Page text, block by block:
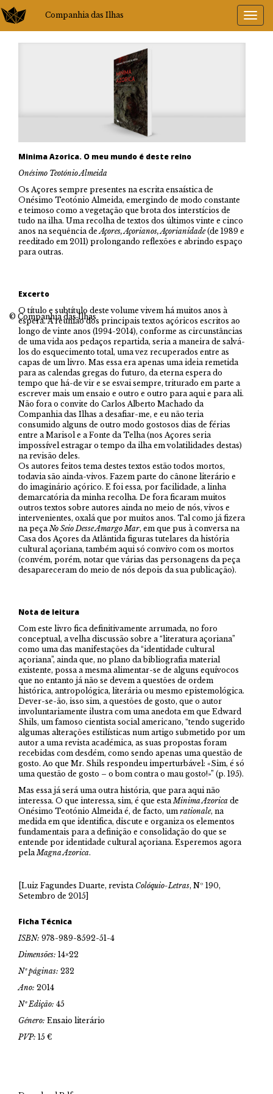
Companhia das Ilhas
Minima Azorica. O meu mundo é deste reino
Onésimo Teotónio Almeida
Os Açores sempre presentes na escrita ensaística de
Onésimo Teotónio Almeida, emergindo de modo constante
e teimoso como a vegetação que brota dos interstícios de
tudo na ilha. Uma recolha de textos dos últimos vinte e cinco
anos na sequência deAçores, Açorianos, Açorianidade(de 1989 e
reeditado em 2011) prolongando reflexões e abrindo espaço
para outras.
Excerto
O título e subtítulo deste volume vivem há muitos anos à
espera. A reunião dos principais textos açóricos escritos ao
longo de vinte anos (1994-2014), conforme as circunstâncias
de uma vida aos pedaços repartida, seria a maneira de salvá-
los do esquecimento total, uma vez recuperados entre as
capas de um livro. Mas essa era apenas uma ideia remetida
para as calendas gregas do futuro, da eterna espera do
tempo que há-de vir e se esvai sempre, triturado em parte a
escrever mais um ensaio e outro e outro para aqui e para ali.
Não fora o convite do Carlos Alberto Machado da
Companhia das Ilhas a desafiar-me, e eu não teria
consumido alguns de outro modo gostosos dias de férias
entre a Marisol e a Fonte da Telha (nos Açores seria
impossível estragar o tempo da ilha em volatilidades destas)
na revisão deles.
Os autores feitos tema destes textos estão todos mortos,
todavia são ainda-vivos. Fazem parte do cânone literário e
do imaginário açórico. E foi essa, por facilidade, a linha
demarcatória da minha recolha. De fora ficaram muitos
outros textos sobre autores ainda no meio de nós, vivos e
intervenientes, oxalá que por muitos anos. Tal como já fizera
na peçaNo Seio Desse Amargo Mar, em que pus à conversa na
Casa dos Açores da Atlântida figuras tutelares da história
cultural açoriana, também aqui só convivo com os mortos
(convém, porém, notar que várias das personagens da peça
desapareceram do meio de nós depois da sua publicação).
Nota de leitura
Com este livro fica definitivamente arrumada, no foro
conceptual, a velha discussão sobre a “literatura açoriana”
como uma das manifestações da “identidade cultural
açoriana”, ainda que, no plano da bibliografia material
existente, possa a mesma alimentar-se de alguns equívocos
que no entanto já não se devem a questões de ordem
histórica, antropológica, literária ou mesmo epistemológica.
Dever-se-ão, isso sim, a questões de gosto, que o autor
involuntariamente ilustra com uma anedota em que Edward
Shils, um famoso cientista social americano, “tendo sugerido
algumas alterações estilísticas num artigo submetido por um
autor a uma revista académica, as suas propostas foram
recebidas com desdém, como sendo apenas uma questão de
gosto. Ao que Mr. Shils respondeu imperturbável: «Sim, é só
uma questão de gosto – o bom contra o mau gosto!»” (p. 195).
Mas essa já será uma outra história, que para aqui não
interessa. O que interessa, sim, é que estaMinima Azorica de
Onésimo Teotónio Almeida é, de facto, um rationale, na
medida em que identifica, discute e organiza os elementos
fundamentais para a definição e consolidação do que se
entende por identidade cultural açoriana. Esperemos agora
pelaMagna Azorica.
[Luiz Fagundes Duarte, revista Colóquio-Letras, Nº 190,
Setembro de 2015]
Ficha Técnica
ISBN: 978-989-8592-51-4
Dimensões: 14×22
Nº páginas: 232
Ano: 2014
Nº Edição: 45
Género: Ensaio literário
PVP: 15 €
© Companhia das Ilhas